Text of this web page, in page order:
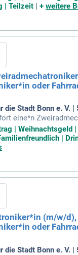
und Wartungen
erhältst einen
Vergütung von
bis zu 32 Tage
Bei uns prüfst
die
Teams und bring
professionellen
| Teilzeit | + weitere
oder
die Stadt Bonn e. V.
eine*n
mit über
und Teilhabe
bieten eine
flexiblen
Ausbildung und
Sie von 30 Tagen
einer positiven
basiert.
| Weihnachtsgeld
|
(m/w/d),
oder
die Stadt Bonn e. V.